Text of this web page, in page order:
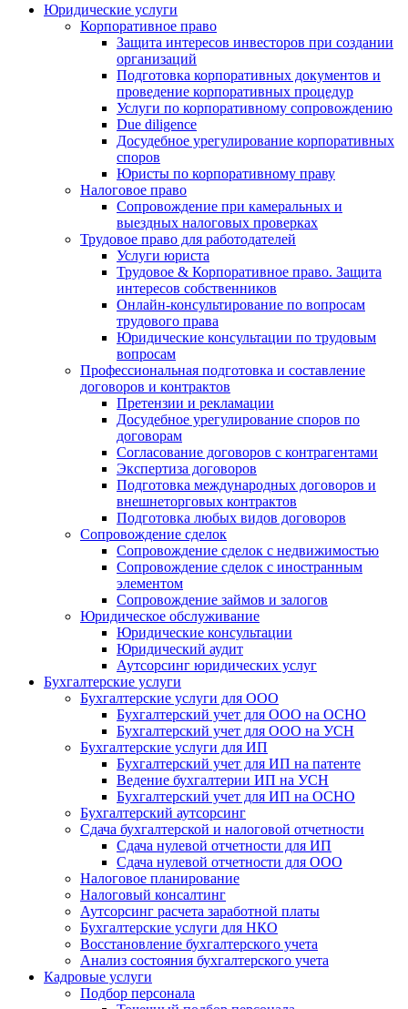
Юридические услуги
Корпоративное право
Защита интересов инвесторов при создании
организаций
Подготовка корпоративных документов и
проведение корпоративных процедур
Услуги по корпоративному сопровождению
Due diligence
Досудебное урегулирование корпоративных
споров
Юристы по корпоративному праву
Налоговое право
Сопровождение при камеральных и
выездных налоговых проверках
Трудовое право для работодателей
Услуги юриста
Трудовое & Корпоративное право. Защита
интересов собственников
Онлайн-консультирование по вопросам
трудового права
Юридические консультации по трудовым
вопросам
Профессиональная подготовка и составление
договоров и контрактов
Претензии и рекламации
Досудебное урегулирование споров по
договорам
Согласование договоров с контрагентами
Экспертиза договоров
Подготовка международных договоров и
внешнеторговых контрактов
Подготовка любых видов договоров
Сопровождение сделок
Сопровождение сделок с недвижимостью
Сопровождение сделок с иностранным
элементом
Сопровождение займов и залогов
Юридическое обслуживание
Юридические консультации
Юридический аудит
Аутсорсинг юридических услуг
Бухгалтерские услуги
Бухгалтерские услуги для ООО
Бухгалтерский учет для ООО на ОСНО
Бухгалтерский учет для OOO на УСН
Бухгалтерские услуги для ИП
Бухгалтерский учет для ИП на патенте
Ведение бухгалтерии ИП на УСН
Бухгалтерский учет для ИП на ОСНО
Бухгалтерский аутсорсинг
Сдача бухгалтерской и налоговой отчетности
Сдача нулевой отчетности для ИП
Сдача нулевой отчетности для ООО
Налоговое планирование
Налоговый консалтинг
Аутсорсинг расчета заработной платы
Бухгалтерские услуги для НКО
Восстановление бухгалтерского учета
Анализ состояния бухгалтерского учета
Кадровые услуги
Подбор персонала